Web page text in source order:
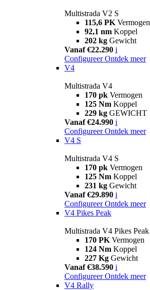
Multistrada V2 S
115,6 PK Vermogen
92,1 nm Koppel
202 kg Gewicht
Vanaf €22.290 i
Configureer Ontdek meer
V4
Multistrada V4
170 pk Vermogen
125 Nm Koppel
229 kg GEWICHT
Vanaf €24.990 i
Configureer Ontdek meer
V4 S
Multistrada V4 S
170 pk Vermogen
125 Nm Koppel
231 kg Gewicht
Vanaf €29.890 i
Configureer Ontdek meer
V4 Pikes Peak
Multistrada V4 Pikes Peak
170 PK Vermogen
124 Nm Koppel
227 Kg Gewicht
Vanaf €38.590 i
Configureer Ontdek meer
V4 Rally